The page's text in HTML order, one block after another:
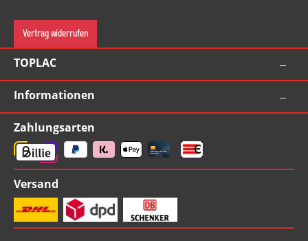
Vertrag widerrufen
TOPLAC
Informationen
Zahlungsarten
Versand